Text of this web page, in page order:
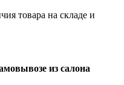
товара на складе и
из салона